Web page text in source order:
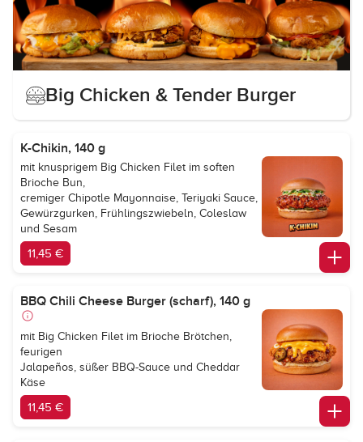
Big Chicken & Tender Burger
K-Chikin, 140 g
mit knusprigem Big Chicken Filet im soften
Brioche Bun,
cremiger Chipotle Mayonnaise, Teriyaki Sauce,
Gewürzgurken, Frühlingszwiebeln, Coleslaw
und Sesam
11,45 €
BBQ Chili Cheese Burger (scharf), 140 g
mit Big Chicken Filet im Brioche Brötchen,
feurigen
Jalapeños, süßer BBQ-Sauce und Cheddar
Käse
11,45 €